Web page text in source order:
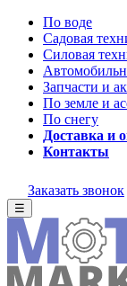
По воде
Садовая
Силовая
Запчасти и
По земле и
По снегу
Доставка и
Контакты
Заказать звонок
☰